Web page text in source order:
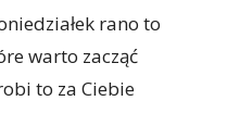
rano to
warto zacząć
to za Ciebie